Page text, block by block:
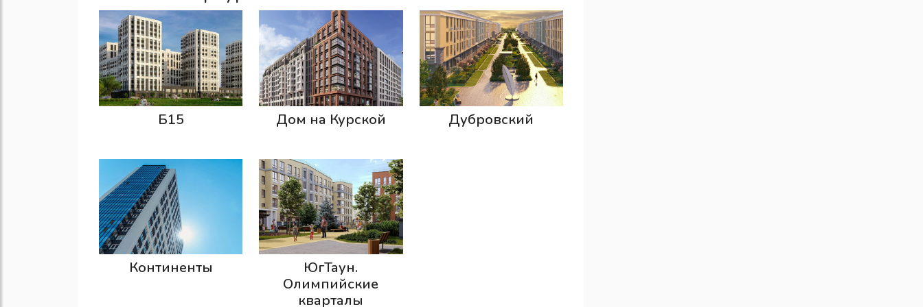
Б15 Дом на Курской Дубровский
Континенты
ЮгТаун.
Олимпийские
кварталы